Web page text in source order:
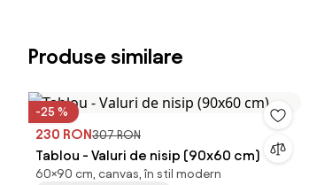
Produse similare
-25 %
230 RON307 RON
Tablou - Valuri de nisip (90x60 cm)
60×90 cm, canvas, în stil modern